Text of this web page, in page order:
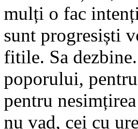
mulți o fac
sunt progresiști
fitile. Sa
poporului,
pentru
nu vad, cei cu